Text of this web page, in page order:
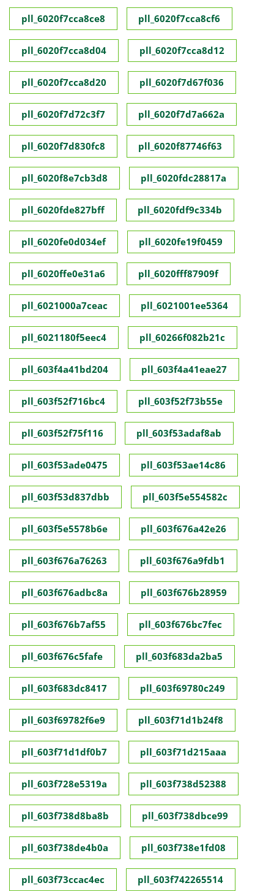
pll_6020f7cca8ce8 pll_6020f7cca8cf6
pll_6020f7cca8d04 pll_6020f7cca8d12
pll_6020f7cca8d20 pll_6020f7d67f036
pll_6020f7d72c3f7 pll_6020f7d7a662a
pll_6020f7d830fc8 pll_6020f87746f63
pll_6020f8e7cb3d8 pll_6020fdc28817a
pll_6020fde827bff pll_6020fdf9c334b
pll_6020fe0d034ef pll_6020fe19f0459
pll_6020ffe0e31a6 pll_6020fff87909f
pll_6021000a7ceac pll_6021001ee5364
pll_6021180f5eec4 pll_60266f082b21c
pll_603f4a41bd204 pll_603f4a41eae27
pll_603f52f716bc4 pll_603f52f73b55e
pll_603f52f75f116 pll_603f53adaf8ab
pll_603f53ade0475 pll_603f53ae14c86
pll_603f53d837dbb pll_603f5e554582c
pll_603f5e5578b6e pll_603f676a42e26
pll_603f676a76263 pll_603f676a9fdb1
pll_603f676adbc8a pll_603f676b28959
pll_603f676b7af55 pll_603f676bc7fec
pll_603f676c5fafe pll_603f683da2ba5
pll_603f683dc8417 pll_603f69780c249
pll_603f69782f6e9 pll_603f71d1b24f8
pll_603f71d1df0b7 pll_603f71d215aaa
pll_603f728e5319a pll_603f738d52388
pll_603f738d8ba8b pll_603f738dbce99
pll_603f738de4b0a pll_603f738e1fd08
pll_603f73ccac4ec pll_603f742265514